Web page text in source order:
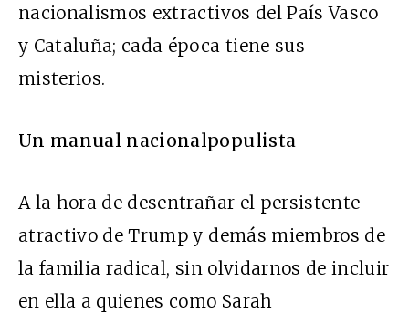
nacionalismos extractivos del País Vasco
y Cataluña; cada época tiene sus
misterios.
Un manual nacionalpopulista
A la hora de desentrañar el persistente
atractivo de Trump y demás miembros de
la familia radical, sin olvidarnos de incluir
en ella a quienes como Sarah